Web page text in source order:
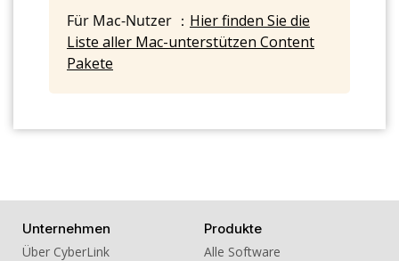
14. Sound Effect - Thunderer Whistle
Plastic Blow Hard
15. Sound Effect - Toy Horn Trumpet Bird
Reverberant High Long
Für Mac-Nutzer ： Hier finden Sie die
Liste aller Mac-unterstützen Content
Pakete
Unternehmen
Über CyberLink
Produkte
Alle Software